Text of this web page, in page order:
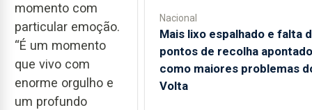
momento com
particular emoção.
“É um momento
que vivo com
enorme orgulho e
um profundo
Nacional
Mais lixo espalhado e falta
pontos de recolha
como maiores problemas
Volta